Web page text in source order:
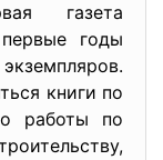
газета
годы
книги по
работы по